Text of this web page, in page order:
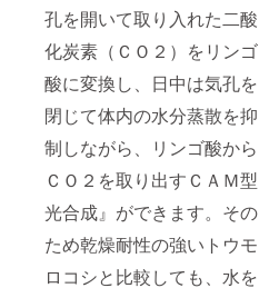
孔を開いて取り入れた二酸
化炭素（ＣＯ２）をリンゴ
酸に変換し、日中は気孔を
閉じて体内の水分蒸散を抑
制しながら、リンゴ酸から
ＣＯ２を取り出すＣＡＭ型
光合成』ができます。その
ため乾燥耐性の強いトウモ
ロコシと比較しても、水を